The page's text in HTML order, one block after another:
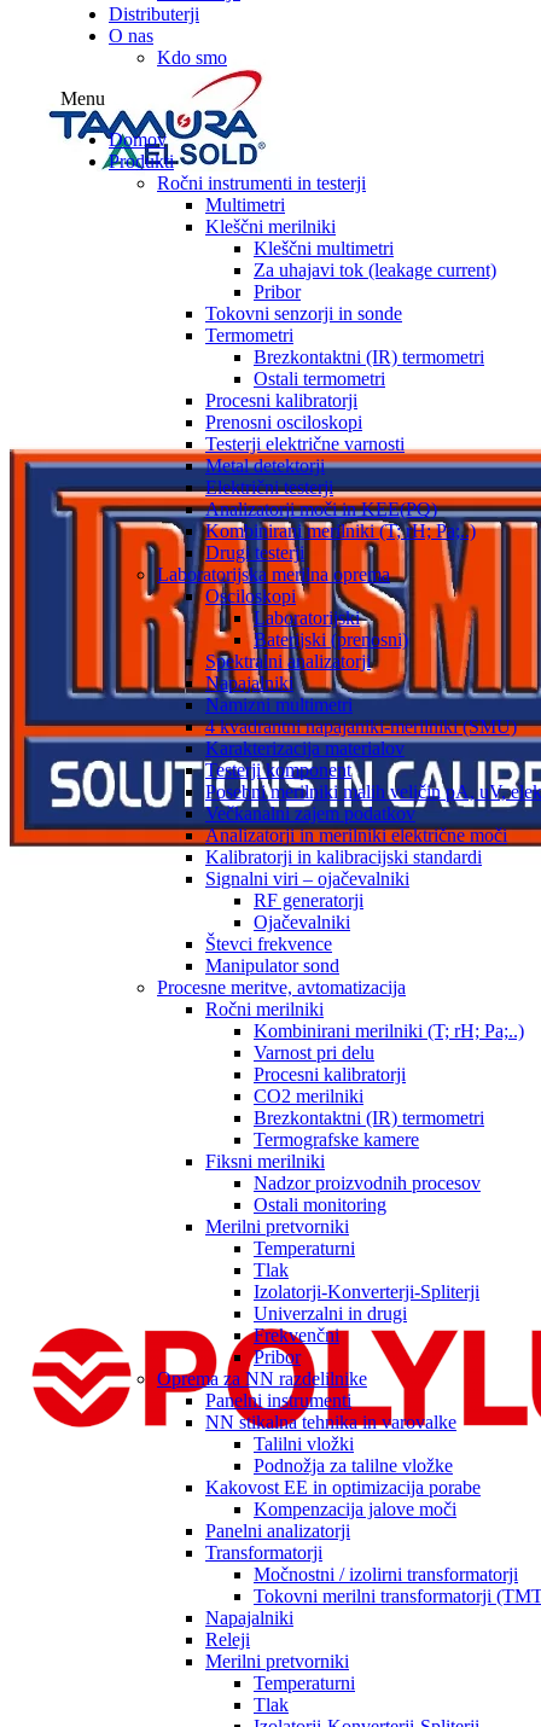
Distributerji
O nas
Kdo smo
Menu
Domov
Produkti
Ročni instrumenti in testerji
Multimetri
Kleščni merilniki
Kleščni multimetri
Za uhajavi tok (leakage current)
Pribor
Tokovni senzorji in sonde
Termometri
Brezkontaktni (IR) termometri
Ostali termometri
Procesni kalibratorji
Prenosni osciloskopi
Testerji električne varnosti
Metal detektorji
Električni testerji
Analizatorji moči in KEE(PQ)
Kombinirani merilniki (T; rH; Pa;..)
Drugi testerji
Laboratorijska merilna oprema
Osciloskopi
Laboratorijski
Baterijski (prenosni)
Spektralni analizatorji
Napajalniki
Namizni multimetri
4 kvadrantni napajaniki-merilniki (SMU)
Karakterizacija materialov
Testerji komponent
Posebni merilniki malih veličin pA, uV,
Večkanalni zajem podatkov
Analizatorji in merilniki električne moči
Kalibratorji in kalibracijski standardi
Signalni viri – ojačevalniki
RF generatorji
Ojačevalniki
Števci frekvence
Manipulator sond
Procesne meritve, avtomatizacija
Ročni merilniki
Kombinirani merilniki (T; rH; Pa;..)
Varnost pri delu
Procesni kalibratorji
CO2 merilniki
Brezkontaktni (IR) termometri
Termografske kamere
Fiksni merilniki
Nadzor proizvodnih procesov
Ostali monitoring
Merilni pretvorniki
Temperaturni
Tlak
Izolatorji-Konverterji-Spliterji
Univerzalni in drugi
Frekvenčni
Pribor
Oprema za NN razdelilnike
Panelni instrumenti
NN stikalna tehnika in varovalke
Talilni vložki
Podnožja za talilne vložke
Kakovost EE in optimizacija porabe
Kompenzacija jalove moči
Panelni analizatorji
Transformatorji
Močnostni / izolirni transformatorji
Tokovni merilni transformatorji
Napajalniki
Releji
Merilni pretvorniki
Temperaturni
Tlak